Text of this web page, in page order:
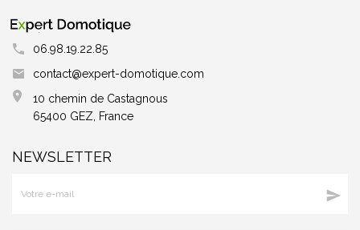
06.98.19.22.85
contact@expert-domotique.com
10 chemin de Castagnous
65400 GEZ, France
NEWSLETTER
